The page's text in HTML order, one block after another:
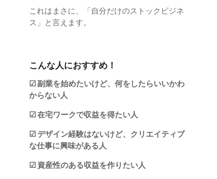
これはまさに、「自分だけのストックビジネ
ス」と言えます。
こんな人におすすめ！
☑ 副業を始めたいけど、何をしたらいいかわ
からない人
☑ 在宅ワークで収益を得たい人
☑ デザイン経験はないけど、クリエイティブ
な仕事に興味がある人
☑ 資産性のある収益を作りたい人